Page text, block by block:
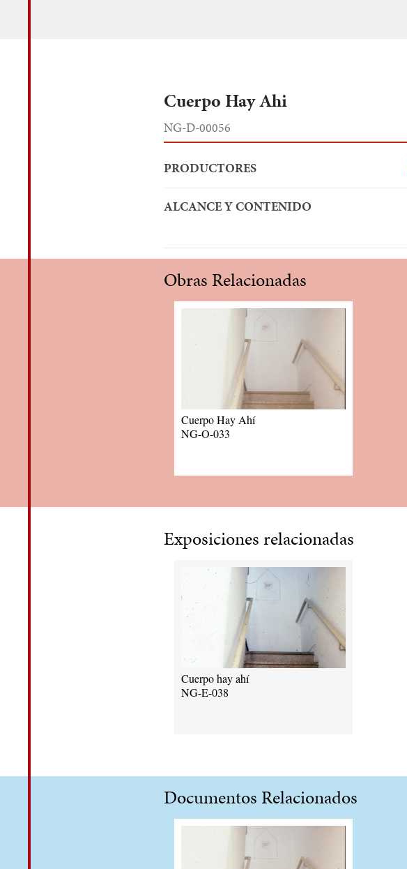
Cuerpo Hay Ahi
NG-D-00056
PRODUCTORES
ALCANCE Y CONTENIDO
Obras Relacionadas
Cuerpo Hay Ahí
NG-O-033
Exposiciones relacionadas
Cuerpo hay ahí
NG-E-038
Documentos Relacionados